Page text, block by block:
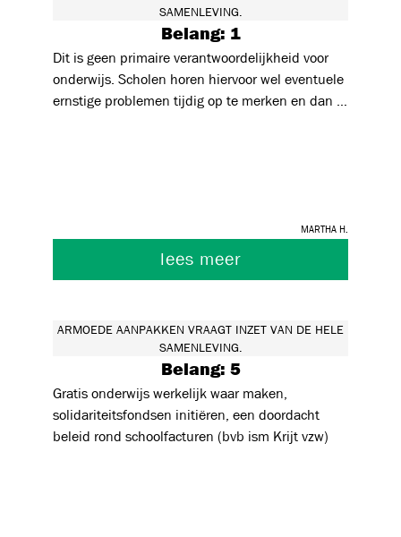
SAMENLEVING.
Belang: 1
Dit is geen primaire verantwoordelijkheid voor
onderwijs. Scholen horen hiervoor wel eventuele
ernstige problemen tijdig op te merken en dan te
Martha H.
lees meer
ARMOEDE AANPAKKEN VRAAGT INZET VAN DE HELE
SAMENLEVING.
Belang: 5
Gratis onderwijs werkelijk waar maken,
solidariteitsfondsen initiëren, een doordacht
beleid rond schoolfacturen (bvb ism Krijt vzw)